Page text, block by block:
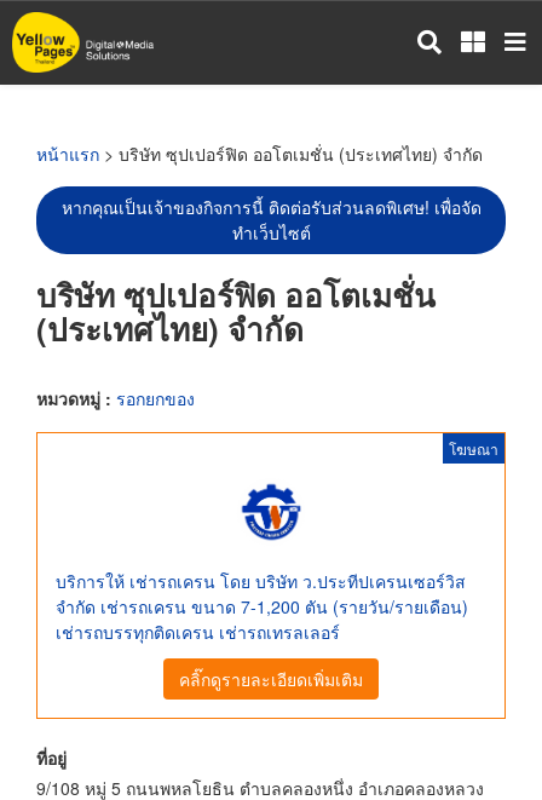
ข้าม
ไป
หน้าแรก > บริษัท ซุปเปอร์ฟิด ออโตเมชั่น (ประเทศไทย) จำกัด
หากคุณเป็นเจ้าของกิจการนี้ ติดต่อรับส่วนลดพิเศษ! เพื่อจัด
ทำเว็บไซต์
บริษัท ซุปเปอร์ฟิด ออโตเมชั่น
(ประเทศไทย) จำกัด
หมวดหมู่ : รอกยกของ
โฆษณา
บริการให้ เช่ารถเครน โดย บริษัท ว.ประทีปเครนเซอร์วิส
จำกัด เช่ารถเครน ขนาด 7-1,200 ตัน (รายวัน/รายเดือน)
เช่ารถบรรทุกติดเครน เช่ารถเทรลเลอร์
คลิ๊กดูรายละเอียดเพิ่มเติม
ที่อยู่
9/108 หมู่ 5 ถนนพหลโยธิน ตำบลคลองหนึ่ง อำเภอคลองหลวง